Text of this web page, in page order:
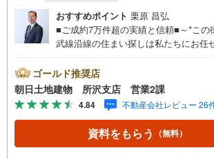
おすすめポイント 栗原 昌弘
■ご成約7万件超の実績と信頼■～*この
武線沿線の住まい探しは私たちにお
玉・神奈川に展開。豊富な取引データ
に、お客様一人ひとりに最適なご提案
「住宅ローンが不安」「自己資金が少
る？」「住み替えの進め方が分からな
却に関するお悩みにも有資格スタッ
計画の立案から契約・お引渡しまで一
ゴールド推奨店
朝日土地建物 所沢支店 営業2課
4.84 不動産会社レビュー 26
資料をもらう （無料）